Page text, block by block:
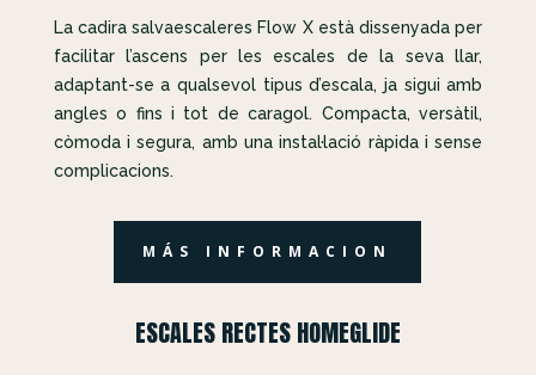
La cadira salvaescaleres Flow X està dissenyada per
facilitar l’ascens per les escales de la seva llar,
adaptant-se a qualsevol tipus d’escala, ja sigui amb
angles o fins i tot de caragol. Compacta, versàtil,
còmoda i segura, amb una instal·lació ràpida i sense
complicacions.
MÁS INFORMACION
ESCALES RECTES HOMEGLIDE